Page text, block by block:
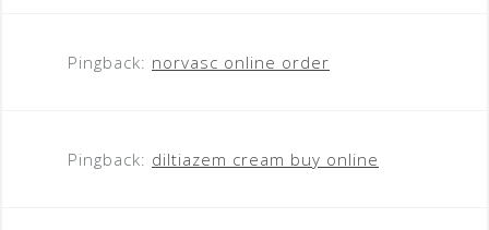
Pingback: norvasc online order
Pingback: diltiazem cream buy online